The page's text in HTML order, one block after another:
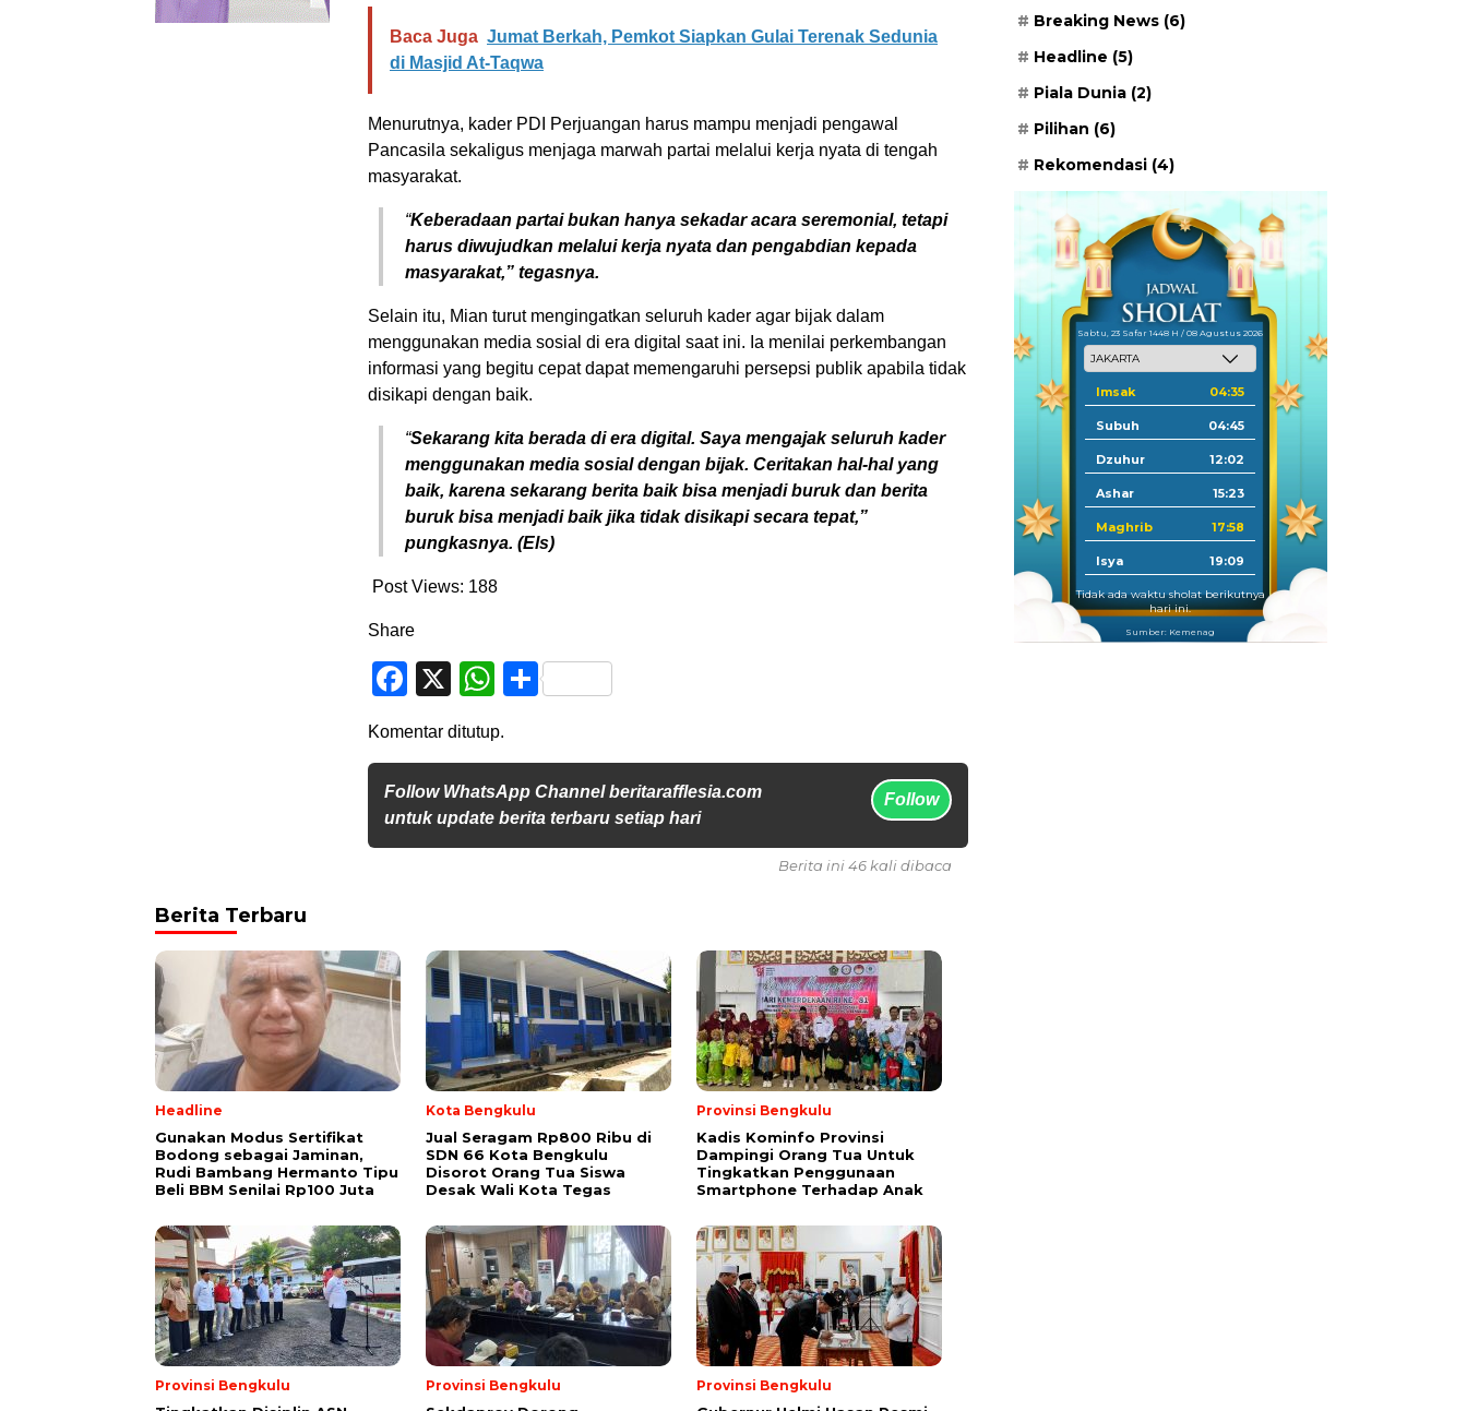
Baca Juga Jumat Berkah, Pemkot Siapkan Gulai Terenak Sedunia
di Masjid At-Taqwa
Menurutnya, kader PDI Perjuangan harus mampu menjadi pengawal
Pancasila sekaligus menjaga marwah partai melalui kerja nyata di tengah
masyarakat.
“Keberadaan partai bukan hanya sekadar acara seremonial, tetapi
harus diwujudkan melalui kerja nyata dan pengabdian kepada
masyarakat,” tegasnya.
Selain itu, Mian turut mengingatkan seluruh kader agar bijak dalam
menggunakan media sosial di era digital saat ini. Ia menilai perkembangan
informasi yang begitu cepat dapat memengaruhi persepsi publik apabila tidak
disikapi dengan baik.
“Sekarang kita berada di era digital. Saya mengajak seluruh kader
menggunakan media sosial dengan bijak. Ceritakan hal-hal yang
baik, karena sekarang berita baik bisa menjadi buruk dan berita
buruk bisa menjadi baik jika tidak disikapi secara tepat,”
pungkasnya. (Els)
Post Views: 188
Share
Facebook
X WhatsApp
Share
Komentar ditutup.
Follow WhatsApp Channel beritarafflesia.com
untuk update berita terbaru setiap hari
Follow
Berita ini 46 kali dibaca
Berita Terbaru
Headline
Gunakan Modus Sertifikat
Bodong sebagai Jaminan,
Rudi Bambang Hermanto Tipu
Beli BBM Senilai Rp100 Juta
Kota Bengkulu
Jual Seragam Rp800 Ribu di
SDN 66 Kota Bengkulu
Disorot Orang Tua Siswa
Desak Wali Kota Tegas
Provinsi Bengkulu
Kadis Kominfo Provinsi
Dampingi Orang Tua Untuk
Tingkatkan Penggunaan
Smartphone Terhadap Anak
Provinsi Bengkulu Provinsi Bengkulu Provinsi Bengkulu
Breaking News (6)
Headline (5)
Piala Dunia (2)
Pilihan (6)
Rekomendasi (4)
Sabtu, 23 Safar 1448 H / 08 Agustus 2026
Imsak 04:35
Subuh 04:45
Dzuhur 12:02
Ashar 15:23
Maghrib 17:58
Isya 19:09
Tidak ada waktu sholat berikutnya
hari ini.
Sumber: Kemenag